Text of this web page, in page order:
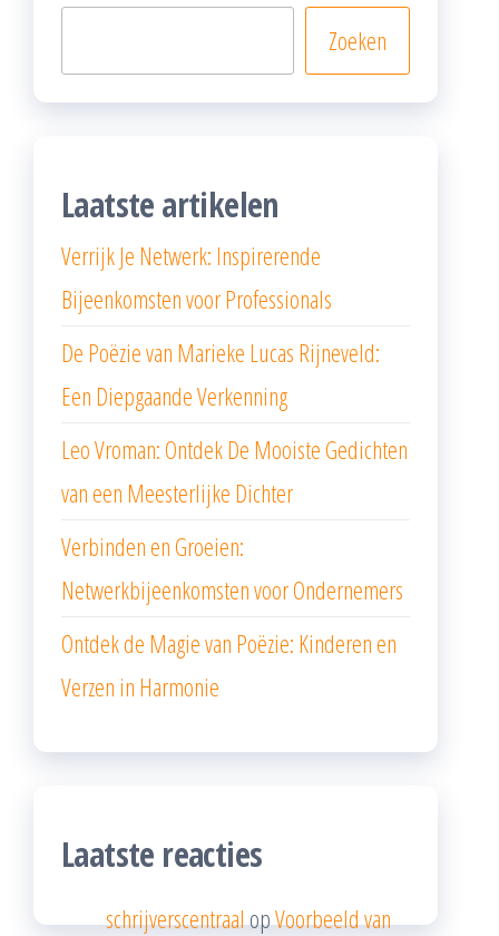
Zoeken
Laatste artikelen
Verrijk Je Netwerk: Inspirerende
Bijeenkomsten voor Professionals
De Poëzie van Marieke Lucas Rijneveld:
Een Diepgaande Verkenning
Leo Vroman: Ontdek De Mooiste Gedichten
van een Meesterlijke Dichter
Verbinden en Groeien:
Netwerkbijeenkomsten voor Ondernemers
Ontdek de Magie van Poëzie: Kinderen en
Verzen in Harmonie
Laatste reacties
schrijverscentraalopVoorbeeld van